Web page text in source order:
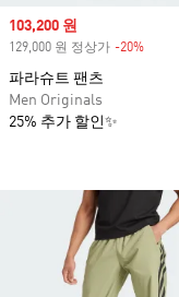
Sale price
103,200 원
129,000 원 정상가 -20%
파라슈트 팬츠
Men Originals
25% 추가 할인✨